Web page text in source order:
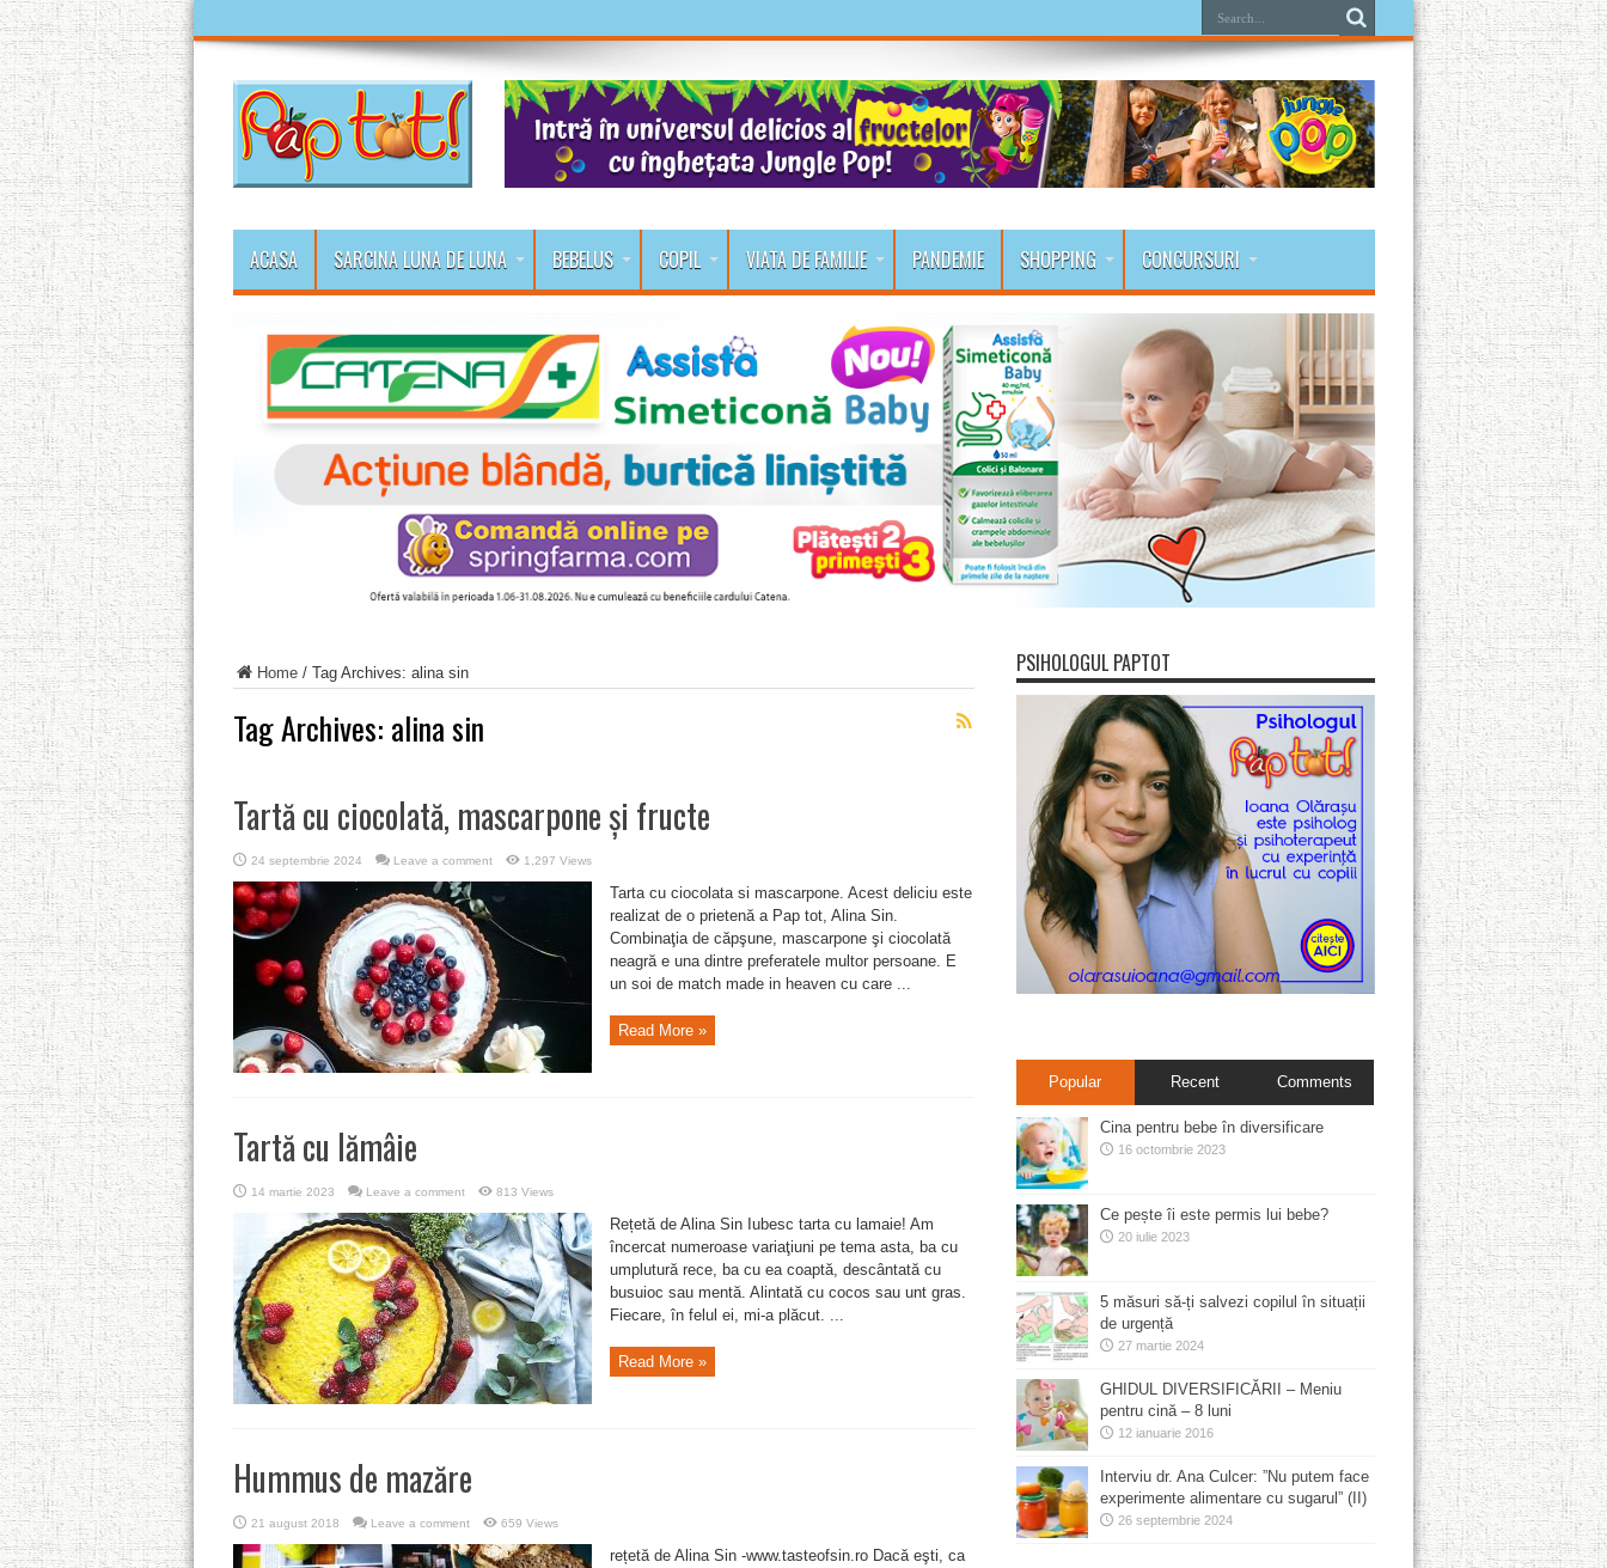
ACASA SARCINA LUNA DE LUNA BEBELUS COPIL VIATA DE FAMILIE PANDEMIE SHOPPING CONCURSURI
Home/ Tag Archives: alina sin
Tag Archives: alina sin
Tartă cu ciocolată, mascarpone şi fructe
24 septembrie 2024 Leave a comment 1,297 Views
Tarta cu ciocolata si mascarpone. Acest deliciu este
realizat de o prietenă a Pap tot, Alina Sin.
Combinaţia de căpşune, mascarpone şi ciocolată
neagră e una dintre preferatele multor persoane. E
un soi de match made in heaven cu care ...
Read More »
Tartă cu lămâie
14 martie 2023 Leave a comment 813 Views
Rețetă de Alina Sin Iubesc tarta cu lamaie! Am
încercat numeroase variaţiuni pe tema asta, ba cu
umplutură rece, ba cu ea coaptă, descântată cu
busuioc sau mentă. Alintată cu cocos sau unt gras.
Fiecare, în felul ei, mi-a plăcut. ...
Read More »
Hummus de mazăre
21 august 2018 Leave a comment 659 Views
rețetă de Alina Sin -www.tasteofsin.ro Dacă eşti, ca
PSIHOLOGUL PAPTOT
Popular Recent Comments
Cina pentru bebe în diversificare
16 octombrie 2023
Ce pește îi este permis lui bebe?
20 iulie 2023
5 măsuri să-ți salvezi copilul în situații
de urgență
27 martie 2024
GHIDUL DIVERSIFICĂRII – Meniu
pentru cină – 8 luni
12 ianuarie 2016
Interviu dr. Ana Culcer: ”Nu putem face
experimente alimentare cu sugarul” (II)
26 septembrie 2024